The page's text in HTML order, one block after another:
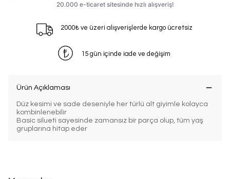
2000₺ ve üzeri alışverişlerde kargo ücretsiz
15 gün içinde iade ve değişim
Ürün Açıklaması
Düz kesimi ve sade deseniyle her türlü alt giyimle kolayca
kombinlenebilir
Basic silueti sayesinde zamansız bir parça olup, tüm yaş
gruplarına hitap eder